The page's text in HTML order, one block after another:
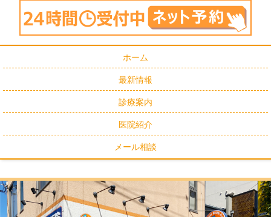
ホーム
最新情報
診療案内
医院紹介
メール相談